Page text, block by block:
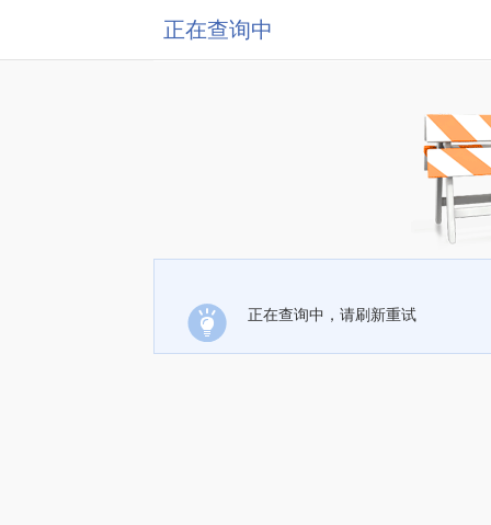
正在查询中
正在查询中，请刷新重试